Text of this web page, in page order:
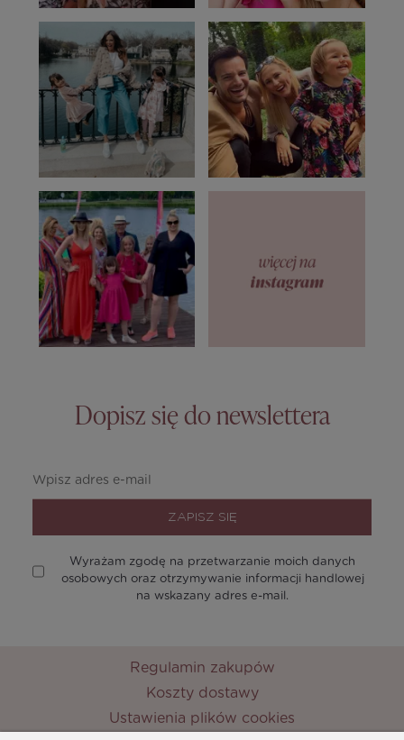
Dopisz się do newslettera
ZAPISZ SIĘ
Wyrażam zgodę na przetwarzanie moich danych
osobowych oraz otrzymywanie informacji handlowej
na wskazany adres e-mail.
Regulamin zakupów
Koszty dostawy
Ustawienia plików cookies